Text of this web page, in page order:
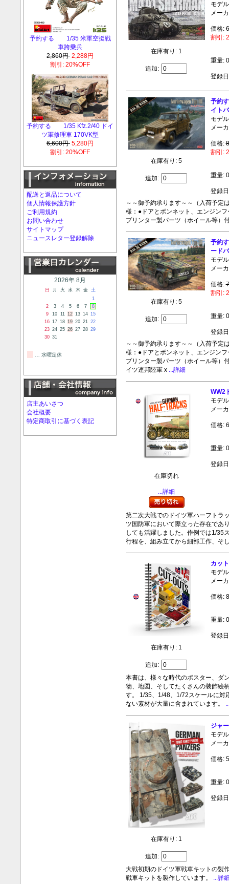
予約する 1/35 米軍空挺戦
車跨乗兵
2,860円 2,288円
割引: 20%OFF
予約する 1/35 Kfz.2/40 ドイ
ツ軍修理車 170VK型
6,600円 5,280円
割引: 20%OFF
配送と返品について
個人情報保護方針
ご利用規約
お問い合わせ
サイトマップ
ニュースレター登録解除
2026年 8月
日 月 火 水 木 金
土
1
2
3 4 5 6 7
8
9
10 11 12 13 14 15
16 17 18 19 20 21 22
23 24 25 26 27 28 29
30 31
… 水曜定休
店主あいさつ
会社概要
特定商取引に基づく表記
在庫有り: 1
追加:
モデ
メー
価格:
割引:
重量:
登録
在庫有り: 5
追加:
予約
イト
モデ
メー
価格:
割引:
重量:
登録
～～御予約承ります～～（入荷予定
様：●ドアとボンネット、エンジン
プリンター製パーツ（ホイール等）
在庫有り: 5
追加:
予約
ード
モデ
メー
価格:
割引:
重量:
登録
～～御予約承ります～～（入荷予定
様：●ドアとボンネット、エンジン
プリンター製パーツ（ホイール等）
イツ連邦陸軍 x...詳細
在庫切れ
...詳細
WW2
モデ
メー
価格:
重量:
登録
第二次大戦でのドイツ軍ハーフトラ
ツ国防軍において際立った存在であ
しても活躍しました。作例では1/35
行程を、組み立てから細部工作、そ
在庫有り: 1
追加:
カッ
モデ
メー
価格:
重量:
登録
本書は、様々な時代のポスター、ダ
物、地図、そしてたくさんの装飾絵
す。 1/35、1/48、1/72スケールに対
ない素材が大量に含まれています。
在庫有り: 1
追加:
ジャ
モデ
メー
価格:
重量:
登録
大戦初期のドイツ軍戦車キットの製
戦車キットを製作しています。
...詳